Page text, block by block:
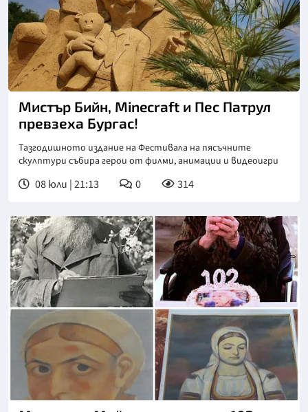
Мистър Бийн, Minecraft и Пес Патрул
превзеха Бургас!
Тазгодишното издание на Фестивала на пясъчните
скулптури събира герои от филми, анимации и видеоигри
08 юли | 21:13 0 314
Снимка: ретро